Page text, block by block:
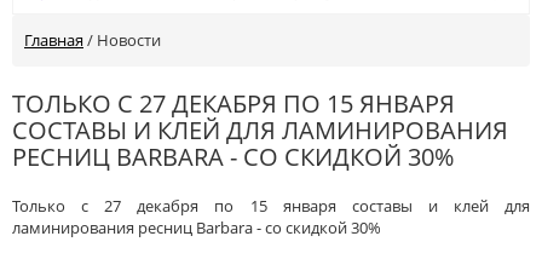
Главная / Новости
ТОЛЬКО С 27 ДЕКАБРЯ ПО 15 ЯНВАРЯ
СОСТАВЫ И КЛЕЙ ДЛЯ ЛАМИНИРОВАНИЯ
РЕСНИЦ BARBARA - СО СКИДКОЙ 30%
Только с 27 декабря по 15 января составы и клей для
ламинирования ресниц Barbara - со скидкой 30%